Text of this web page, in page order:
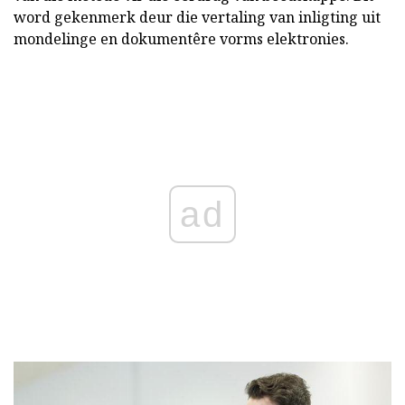
word gekenmerk deur die vertaling van inligting uit
mondelinge en dokumentêre vorms elektronies.
ad